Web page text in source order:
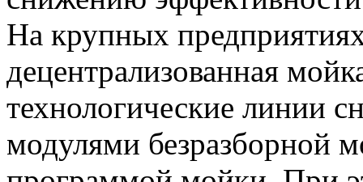
На крупных
децентрализованная
технологические линии
модулями безразборной